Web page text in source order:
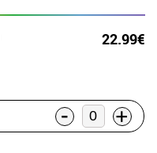
22.99€
- +